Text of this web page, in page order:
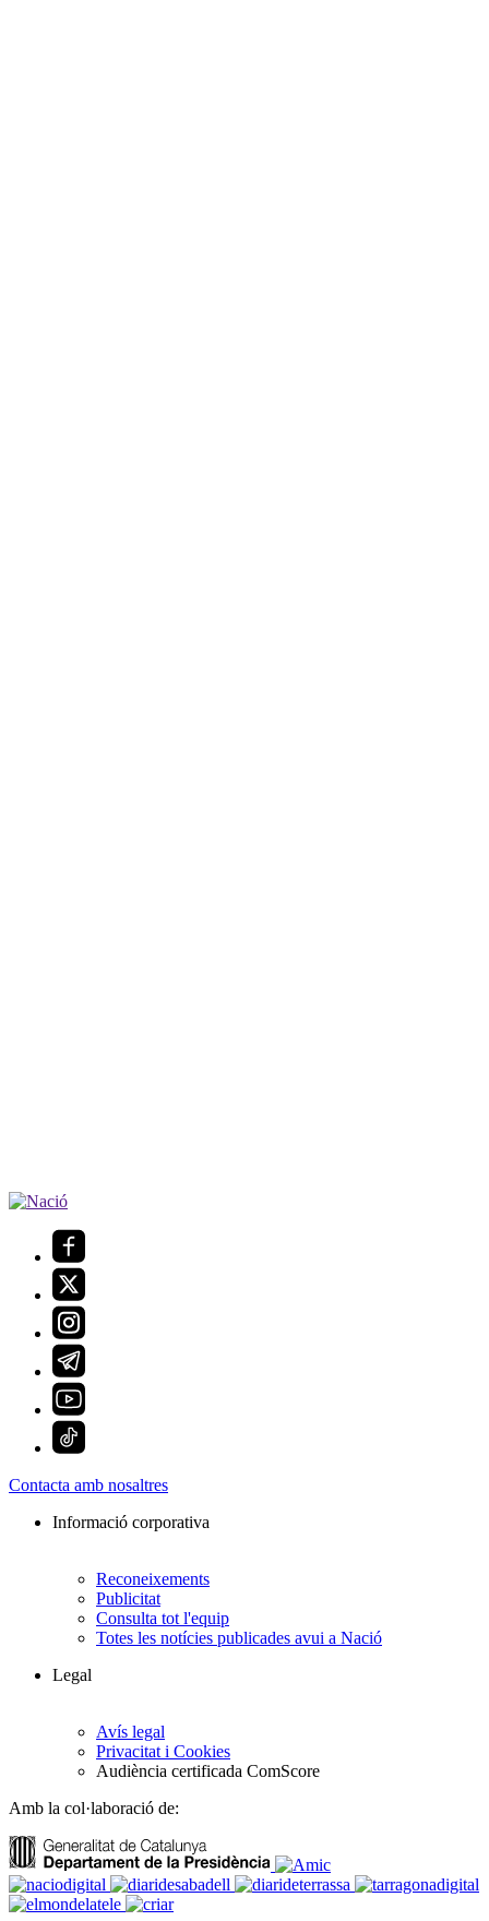
Contacta amb nosaltres
Informació corporativa
Reconeixements
Publicitat
Consulta tot l'equip
Totes les notícies publicades avui a Nació
Legal
Avís legal
Privacitat i Cookies
Audiència certificada ComScore
Amb la col·laboració de: